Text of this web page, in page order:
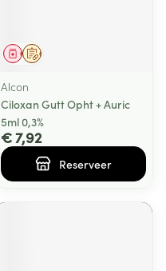
Op voorschrift
Geneesmiddel
Alcon
Ciloxan Gutt Opht + Auric
5ml 0,3%
€ 7,92
Reserveer